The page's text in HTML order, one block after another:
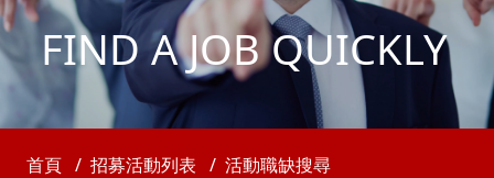
FIND A JOB QUICKLY
首頁 招募活動列表 活動職缺搜尋